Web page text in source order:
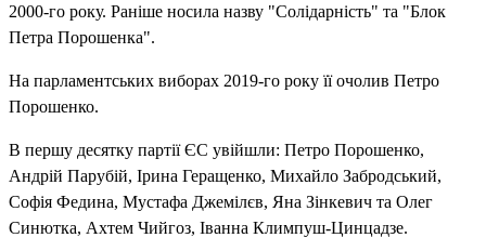
2000-го року. Раніше носила назву "Солідарність" та "Блок
Петра Порошенка".
На парламентських виборах 2019-го року її очолив Петро
Порошенко.
В першу десятку партії ЄС увійшли: Петро Порошенко,
Андрій Парубій, Ірина Геращенко, Михайло Забродський,
Софія Федина, Мустафа Джемілєв, Яна Зінкевич та Олег
Синютка, Ахтем Чийгоз, Іванна Климпуш-Цинцадзе.